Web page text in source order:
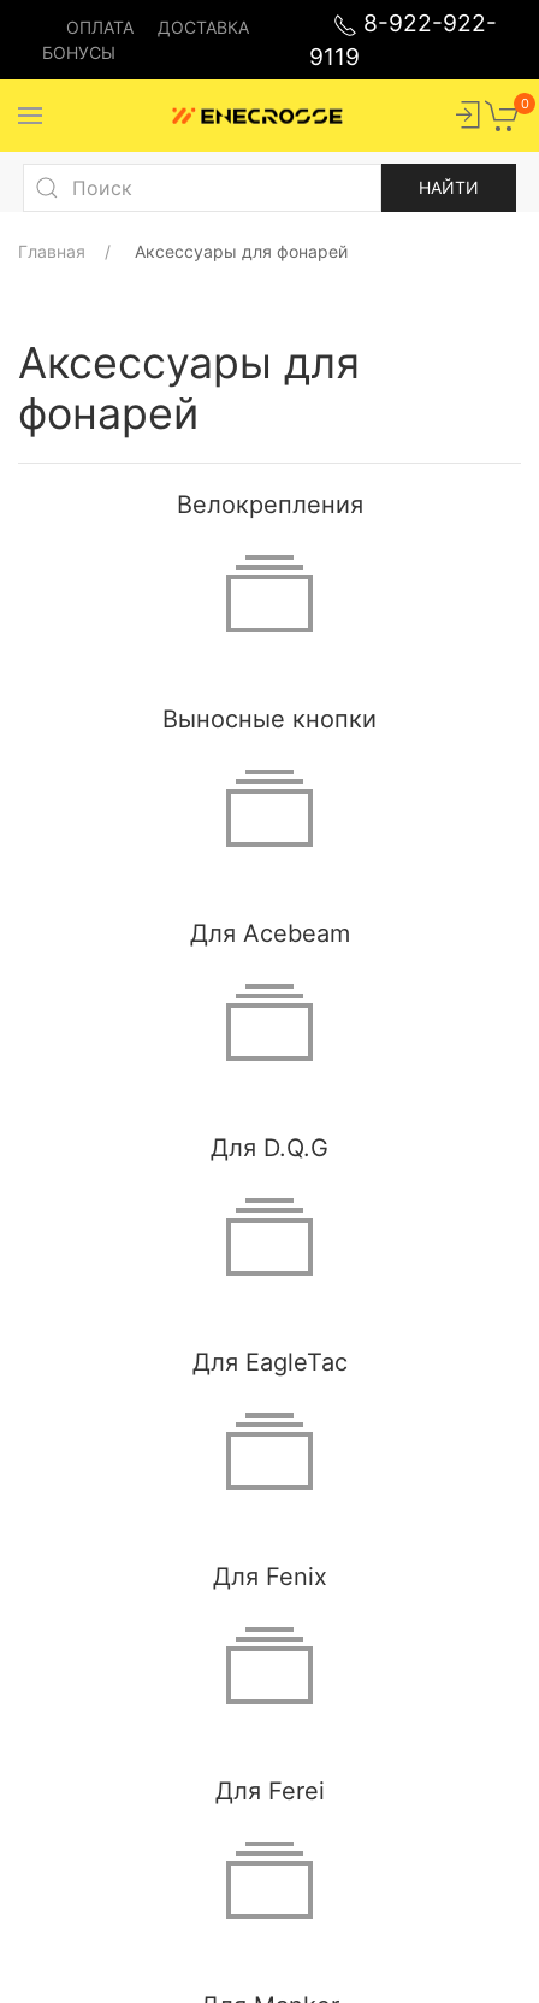
ОПЛАТА
ДОСТАВКА
БОНУСЫ
8-922-922-
9119
0
Главная Аксессуары для фонарей
Аксессуары для
фонарей
Велокрепления
Выносные кнопки
Для Acebeam
Для D.Q.G
Для EagleTac
Для Fenix
Для Ferei